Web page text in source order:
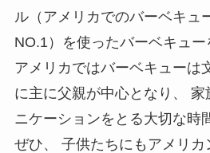
ル（アメリカでのバーベキュ
NO.1）を使ったバーベキュー
アメリカではバーベキューは
に主に父親が中心となり、 家
ニケーションをとる大切な時
ぜひ、 子供たちにもアメリ